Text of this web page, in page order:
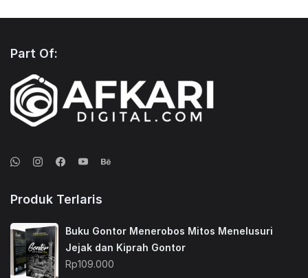
Part Of:
Produk Terlaris
Buku Gontor Menerobos Mitos Menelusuri
Jejak dan Kiprah Gontor
Rp109.000